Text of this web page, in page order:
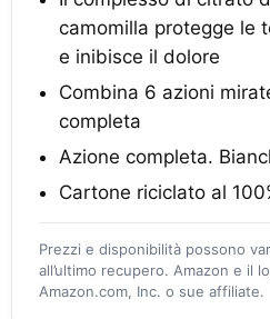
camomilla protegge le
e inibisce il dolore
Combina 6 azioni
completa
Azione completa.
Cartone riciclato al
Prezzi e disponibilità possono
all’ultimo recupero. Amazon e il
Amazon.com, Inc. o sue affiliate.